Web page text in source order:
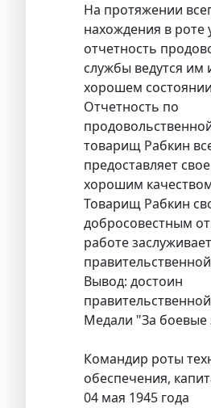
На протяжении
нахождения в роте
отчетность
службы ведутся им
хорошем
Отчетность по
товарищ Рабкин
предоставляет
хорошим
Товарищ Рабкин
добросовестным
работе заслуживает
Вывод: достоин
Медали "За боевые
Командир роты
обеспечения,
04 мая 1945 года